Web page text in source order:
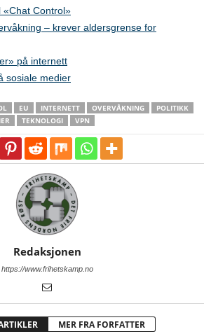
«Chat Control»
– krever aldersgrense for
på internett
sosiale medier
EU INTERNETT OVERVÅKNING
POLITIKK
TEKNOLOGI VPN
Redaksjonen
https://www.frihetskamp.no
MER FRA FORFATTER